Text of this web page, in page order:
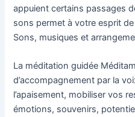
appuient certains passages
sons permet à votre esprit
Sons, musiques et
La méditation guidée
d’accompagnement par la
l’apaisement, mobiliser vos
émotions, souvenirs,